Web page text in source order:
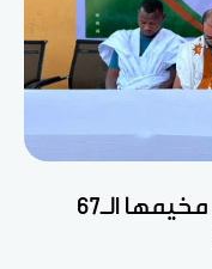
شبيبة بناء الوطن تفتتح مخيمها الـ67